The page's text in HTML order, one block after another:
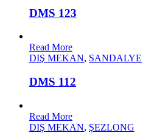
DMS 123
Read More
DIŞ MEKAN, SANDALYE
DMS 112
Read More
DIŞ MEKAN, ŞEZLONG